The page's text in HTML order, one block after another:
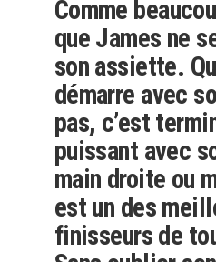
Comme
que James ne
son assiette.
démarre avec
pas, c’est
puissant avec
main droite ou
est un des
finisseurs de